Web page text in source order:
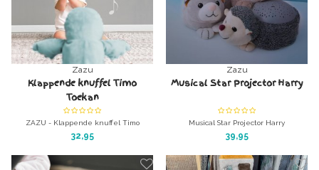
Zazu
Klappende knuffel Timo
Toekan
ZAZU - Klappende knuffel Timo
Toekan
is!
Klap eens in je handjes.....
32,95
Zazu
Musical Star Projector Harry
Musical Star Projector Harry
Verlicht de kinder- of babykamer met
39,95